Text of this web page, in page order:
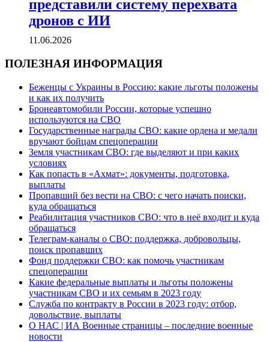
представили систему перехвата
дронов с ИИ
11.06.2026
ПОЛЕЗНАЯ ИНФОРМАЦИЯ
Беженцы с Украины в Россию: какие льготы положены
и как их получить
Бронеавтомобили России, которые успешно
используются на СВО
Государственные награды СВО: какие ордена и медали
вручают бойцам спецоперации
Земля участникам СВО: где выделяют и при каких
условиях
Как попасть в «Ахмат»: документы, подготовка,
выплаты
Пропавший без вести на СВО: с чего начать поиски,
куда обращаться
Реабилитация участников СВО: что в неё входит и куда
обращаться
Телеграм-каналы о СВО: поддержка, добровольцы,
поиск пропавших
Фонд поддержки СВО: как помочь участникам
спецоперации
Какие федеральные выплаты и льготы положены
участникам СВО и их семьям в 2023 году
Служба по контракту в России в 2023 году: отбор,
довольствие, выплаты
О НАС | ИА Военные страницы – последние военные
новости